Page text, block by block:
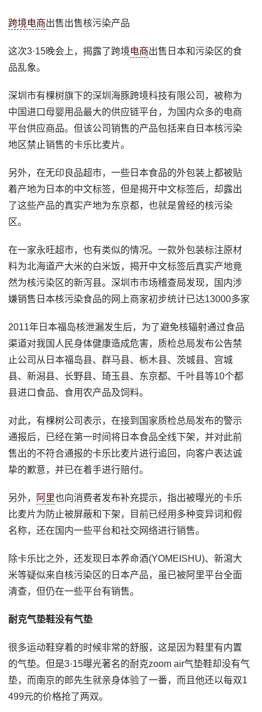
跨境电商出售出售核污染产品
这次3·15晚会上，揭露了跨境电商出售日本和污染区的食
品乱象。
深圳市有棵树旗下的深圳海豚跨境科技有限公司，被称为
中国进口母婴用品最大的供应链平台，为国内众多的电商
平台供应商品。但该公司销售的产品包括来自日本核污染
地区禁止销售的卡乐比麦片。
另外，在无印良品超市，一些日本食品的外包装上都被贴
着产地为日本的中文标签，但是揭开中文标签后，却露出
了这些产品的真实产地为东京都，也就是曾经的核污染
区。
在一家永旺超市，也有类似的情况。一款外包装标注原材
料为北海道产大米的白米饭，揭开中文标签后真实产地竟
然为核污染区的新泻县。深圳市市场稽查局发现，国内涉
嫌销售日本核污染食品的网上商家初步统计已达13000多家
2011年日本福岛核泄漏发生后，为了避免核辐射通过食品
渠道对我国人民身体健康造成危害，质检总局发布公告禁
止公司从日本福岛县、群马县、栃木县、茨城县、宫城
县、新潟县、长野县、琦玉县、东京都、千叶县等10个都
县进口食品、食用农产品及饲料。
对此，有棵树公司表示，在接到国家质检总局发布的警示
通报后，已经在第一时间将日本食品全线下架，并对此前
售出的不符合通报的卡乐比麦片进行追回，向客户表达诚
挚的歉意，并已在着手进行赔付。
另外， 阿里也向消费者发布补充提示，指出被曝光的卡乐
比麦片为防止被屏蔽和下架，目前已经用多种变异词和假
名称，还在国内一些平台和社交网络进行销售。
除卡乐比之外，还发现日本养命酒(YOMEISHU)、新瀉大
米等疑似来自核污染区的日本产品，虽已被阿里平台全面
清查，但仍在一些平台有销售。
耐克气垫鞋没有气垫
很多运动鞋穿着的时候非常的舒服，这是因为鞋里有内置
的气垫。但是3·15曝光著名的耐克zoom air气垫鞋却没有气
垫，而南京的郎先生就亲身体验了一番，而且他还以每双1
499元的价格抢了两双。